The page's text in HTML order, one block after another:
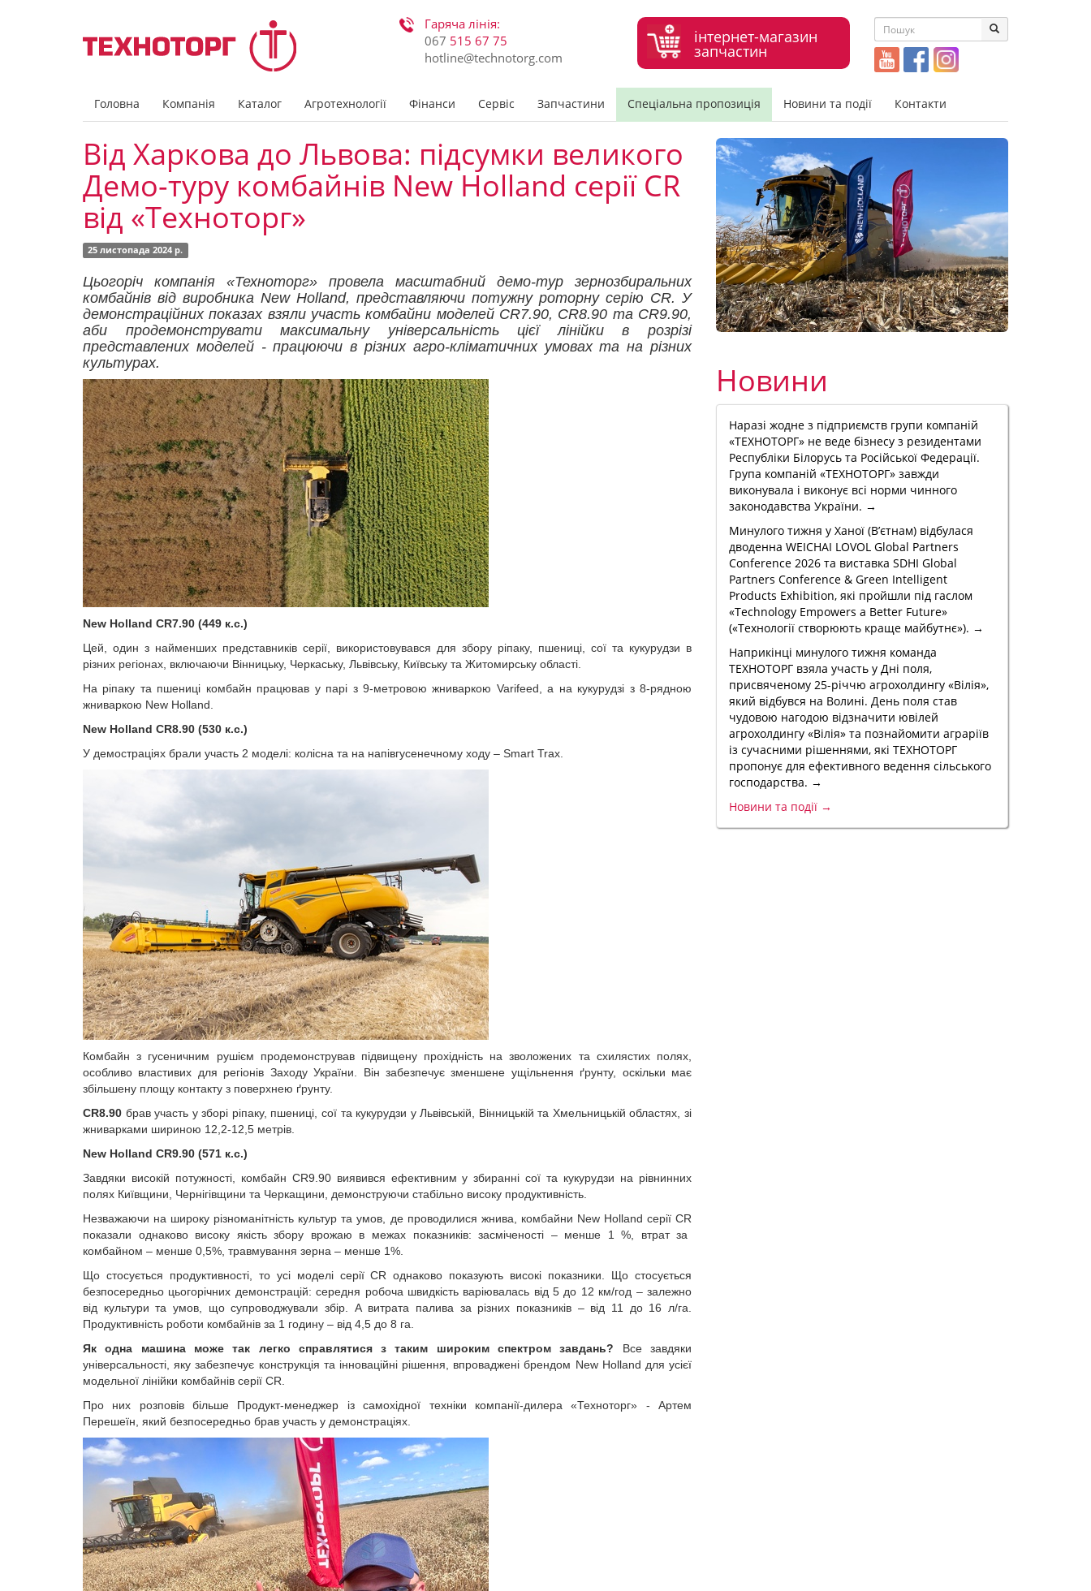
Гаряча лінія:
067 515 67 75
hotline@technotorg.com
інтернет-магазин
запчастин
Головна Компанія Каталог Агротехнології Фінанси Сервіс Запчастини Спеціальна пропозиція Новини та події Контакти
Від Харкова до Львова: підсумки великого
Демо-туру комбайнів New Holland серії CR
від «Техноторг»
25 листопада 2024 р.
Цьогоріч компанія «Техноторг» провела масштабний демо-тур зернозбиральних
комбайнів від виробника New Holland, представляючи потужну роторну серію CR. У
демонстраційних показах взяли участь комбайни моделей CR7.90, CR8.90 та CR9.90,
аби продемонструвати максимальну універсальність цієї лінійки в розрізі
представлених моделей-працюючи в різних агро-кліматичних умовах та на різних
культурах.
New Holland CR7.90 (449 к.с.)
Цей, один з найменших представників серії, використовувався для збору ріпаку, пшениці, сої та кукурудзи в
різних регіонах, включаючи Вінницьку, Черкаську, Львівську, Київську та Житомирську області.
На ріпаку та пшениці комбайн працював у парі з 9-метровою жниваркою Varifeed , а на кукурудзі з 8-рядною
жниваркою New Holland
New Holland CR8.90 (530 к.с.)
У демостраціях брали участь 2 моделі: колісна та на напівгусенечному ходу – Smart Trax.
Комбайн з гусеничним рушієм продемонструвавпідвищену прохідність на зволожених та схилястих полях,
особливо властивих для регіонів Заходу України. Він забезпечує зменшене ущільнення ґрунту, оскільки має
збільшену площу контакту з поверхнею ґрунту.
CR8.90 брав участь у зборі ріпаку, пшениці, сої та кукурудзи у Львівській, Вінницькій та Хмельницькій областях, зі
жниварками шириною 12,2-12,5 метрів.
New Holland CR9.90 (571 к.с.)
Завдяки високій потужності, комбайн CR9.90 виявився ефективним у збиранні сої та кукурудзи на рівнинних
полях Київщини, Чернігівщини та Черкащини, демонструючи стабільно високу продуктивність.
Незважаючи на широку різноманітність культур та умов, де проводилися жнива, комбайни New Holland серіїCR
показали однаково високу якість збору врожаю в межах показників: засміченості – менше 1 %, втрат за
комбайном – менше 0,5%, травмування зерна – менше 1%.
Що стосується продуктивності, то усі моделі серії CR однаково показують високі показники. Що стосується
безпосередньо цьогорічних демонстрацій: середня робоча швидкість варіювалась від 5 до 1 2 км/год – залежно
від культури та умов, що супроводжували збір.
А витрата палива за різних показників – від 11 до 16 л/га.
Продуктивність роботи комбайнів за 1 годину – від 4,5 до 8 га.
Як одна машина може так легко справлятися з таким широким спектром завдань? Все завдяки
універсальності, яку забезпечує конструкція та інноваційні рішення, впроваджені брендом New Holland для усієї
модельної лінійки комбайнів серії CR
Про них розповів більше Продукт-менеджер із самохідної техніки компанії-дилера «Техноторг» - Артем
Перешеїн, який безпосередньо брав участь у демонстраціях.
Новини
Наразі жодне з підприємств групи компаній
«ТЕХНОТОРГ» не веде бізнесу з резидентами
Республіки Білорусь та Російської Федерації.
Група компаній «ТЕХНОТОРГ» завжди
виконувала і виконує всі норми чинного
законодавства України. →
Минулого тижня у Ханої (В’єтнам) відбулася
дводенна WEICHAI LOVOL Global Partners
Conference 2026 та виставка SDHI Global
Partners Conference & Green Intelligent
Products Exhibition, які пройшли під гаслом
«Technology Empowers a Better Future»
(«Технології створюють краще майбутнє»). →
Наприкінці минулого тижня команда
ТЕХНОТОРГ взяла участь у Дні поля,
присвяченому 25-річчю агрохолдингу «Вілія»,
який відбувся на Волині. День поля став
чудовою нагодою відзначити ювілей
агрохолдингу «Вілія» та познайомити аграріїв
із сучасними рішеннями, які ТЕХНОТОРГ
пропонує для ефективного ведення сільського
господарства. →
Новини та події →